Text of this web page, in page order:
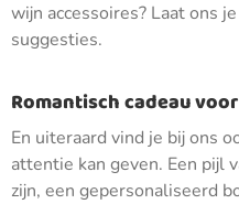
wijn accessoires? Laat ons
suggesties.
Romantisch cadeau
En uiteraard vind je bij ons
attentie kan geven. Een pijl
zijn, een gepersonaliseerd